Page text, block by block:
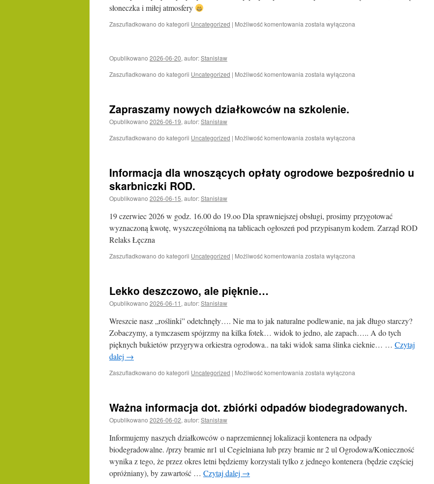
słoneczka i miłej atmosfery
Zaszufladkowano do kategorii Uncategorized | Możliwość komentowania Witamy
została wyłączona
Opublikowano 2026-06-20, autor:Stanisław
Zaszufladkowano do kategorii Uncategorized | Możliwość komentowania została wyłączona
Zapraszamy nowych działkowców na szkolenie.
Opublikowano 2026-06-19, autor:Stanisław
Zaszufladkowano do kategorii Uncategorized | Możliwość komentowania Zapraszamy
szkolenie.
została wyłączona
Informacja dla wnoszących opłaty ogrodowe bezpośrednio u
skarbniczki ROD.
Opublikowano 2026-06-15, autor:Stanisław
19 czerwiec 2026 w godz. 16.00 do 19.oo Dla sprawniejszej obsługi, prosimy przygotować
wyznaczoną kwotę, wyszczególnioną na tablicach ogłoszeń pod przypisanym kodem. Zarząd ROD
Relaks Łęczna
Zaszufladkowano do kategorii Uncategorized | Możliwość komentowania Informacja
skarbniczki
ROD.
została wyłączona
Lekko deszczowo, ale pięknie…
Opublikowano 2026-06-11 , autor:Stanisław
Wreszcie nasz „roślinki” odetchnęły…. Nie ma to jak naturalne podlewanie, na jak długo starczy?
Zobaczymy, a tymczasem spójrzmy na kilka fotek… widok to jedno, ale zapach….. A do tych
pięknych bukietów przygrywa orkiestra ogrodowa.. na taki widok sama ślinka cieknie… … Czytaj
dalej →
Zaszufladkowano do kategorii Uncategorized | Możliwość komentowania Lekko
została wyłączona
Ważna informacja dot. zbiórki odpadów biodegradowanych.
Opublikowano 2026-06-02, autor:Stanisław
Informujemy naszych działkowców o naprzemiennej lokalizacji kontenera na odpady
biodegradowalne. /przy bramie nr1 ul Cegielniana lub przy bramie nr 2 ul Ogrodowa/Konieczność
wynika z tego, że przez okres letni będziemy korzystali tylko z jednego kontenera (będzie częściej
opróżniany), by zawartość … Czytaj dalej →